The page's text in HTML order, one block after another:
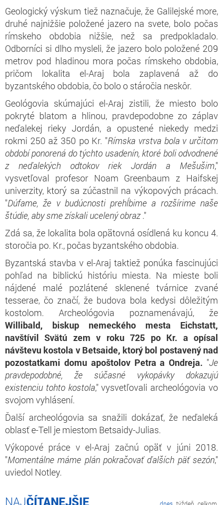
Geologický výskum tiež naznačuje, že Galilejské more,
druhé najnižšie položené jazero na svete, bolo počas
rímskeho obdobia nižšie, než sa predpokladalo.
Odborníci si dlho mysleli, že jazero bolo položené 209
metrov pod hladinou mora počas rímskeho obdobia,
pričom lokalita el-Araj bola zaplavená až do
byzantského obdobia, čo bolo o stáročia neskôr.
Geológovia skúmajúci el-Araj zistili, že miesto bolo
pokryté blatom a hlinou, pravdepodobne zo záplav
neďalekej rieky Jordán, a opustené niekedy medzi
rokmi 250 až 350 po Kr. "Rímska vrstva bola v určitom
období ponorená do týchto usadenín, ktoré boli odvodnené
z neďalekých odtokov riek Jordán a Mešušim,"
vysvetľoval profesor Noam Greenbaum z Haifskej
univerzity, ktorý sa zúčastnil na výkopových prácach.
"Dúfame, že v budúcnosti prehĺbime a rozšírime naše
štúdie, aby sme získali ucelený obraz."
Zdá sa, že lokalita bola opätovná osídlená ku koncu 4.
storočia po. Kr., počas byzantského obdobia.
Byzantská stavba v el-Araj taktiež ponúka fascinujúci
pohľad na biblickú históriu miesta. Na mieste boli
nájdené malé pozlátené sklenené tvárnice zvané
tesserae, čo značí, že budova bola kedysi dôležitým
kostolom. Archeológovia poznamenávajú, že
Willibald, biskup nemeckého mesta Eichstatt,
navštívil Svätú zem v roku 725 po Kr. a opísal
návštevu kostola v Betsaide, ktorý bol postavený nad
pozostatkami domu apoštolov Petra a Ondreja. "Je
pravdepodobné, že súčasné vykopávky dokazujú
existenciu tohto kostola," vysvetľovali archeológovia vo
svojom vyhlásení.
Ďalší archeológovia sa snažili dokázať, že neďaleká
oblasť e-Tell je miestom Betsaidy-Julias.
Výkopové práce v el-Araj začnú opäť v júni 2018.
"Momentálne máme plán pokračovať ďalších päť sezón,"
uviedol Notley.
ČÍTANEJŠIE